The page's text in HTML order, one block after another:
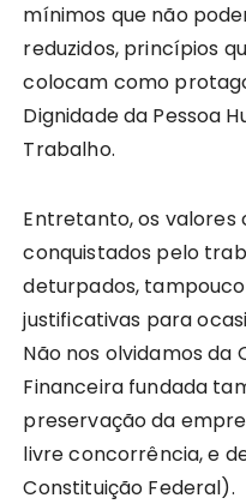
mínimos que não
reduzidos, princípios
colocam como
Dignidade da Pessoa
Trabalho.
Entretanto, os valores
conquistados pelo
deturpados,
justificativas para
Não nos olvidamos da
Financeira fundada
preservação da
livre concorrência, e
Constituição Federal).